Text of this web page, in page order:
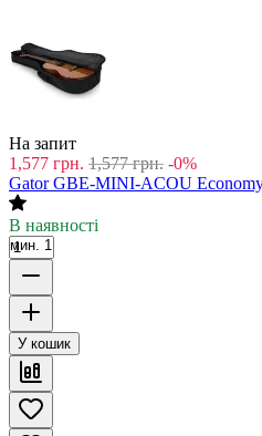
На запит
1,577 грн. 1,577 грн. -0%
Gator GBE-MINI-ACOU
В наявності
мин. 1
У кошик